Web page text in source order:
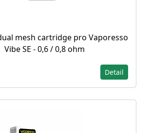
mesh cartridge pro Vaporesso
Vibe SE - 0,6 / 0,8 ohm
Detail